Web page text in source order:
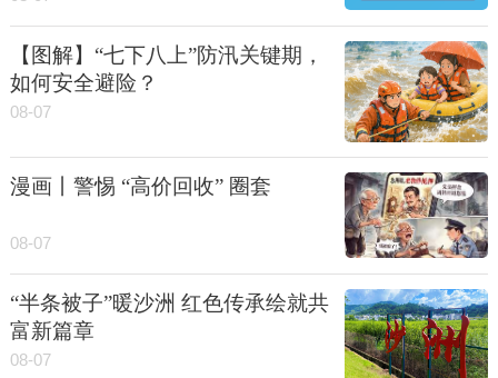
【图解】“七下八上”防汛关键期，
如何安全避险？
08-07
漫画丨警惕 “高价回收” 圈套
08-07
“半条被子”暖沙洲 红色传承绘就共
富新篇章
08-07